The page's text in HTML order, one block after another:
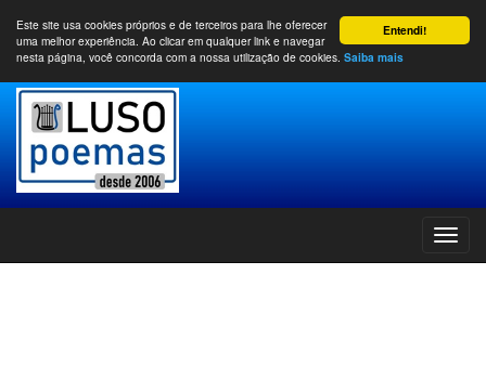
Entendi!
Este site usa cookies próprios e de terceiros para lhe oferecer
uma melhor experiência. Ao clicar em qualquer link e navegar
nesta página, você concorda com a nossa utilização de cookies. Saiba mais